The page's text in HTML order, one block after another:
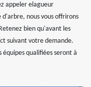
appeler elagueur
nous vous offrirons
bien qu'avant les
suivant votre demande.
qualifiées seront à